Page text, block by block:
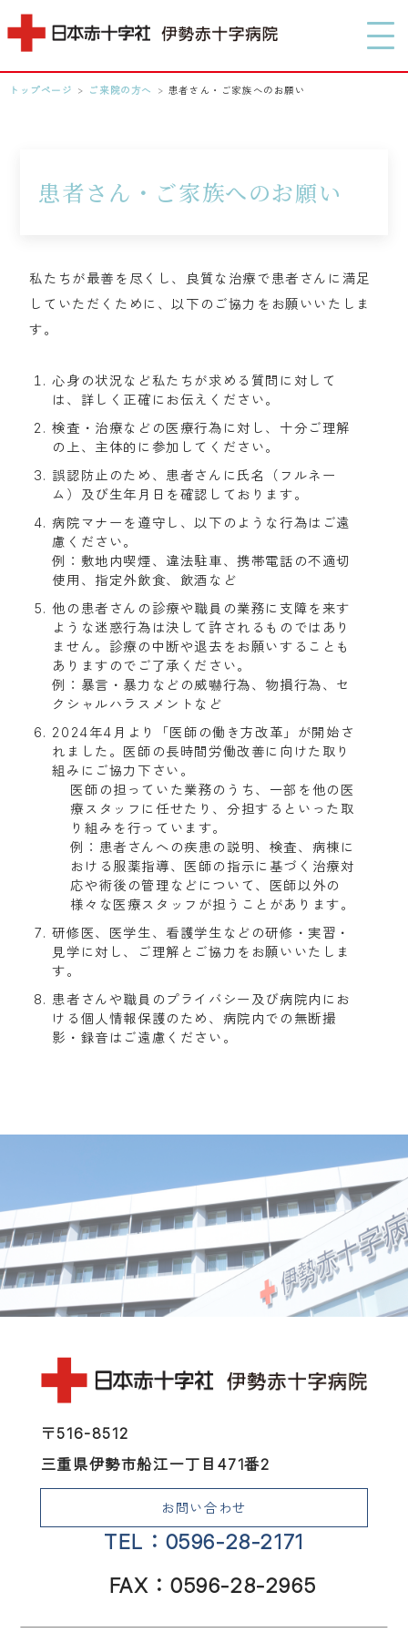
MENU
0596-28-2171
トップページ > ご来院の方へ > 患者さん・ご家族へのお願い
患者さん・ご家族へのお願い
私たちが最善を尽くし、良質な治療で患者さんに満足
していただくために、以下のご協力をお願いいたしま
す。
心身の状況など私たちが求める質問に対して
は、詳しく正確にお伝えください。
検査・治療などの医療行為に対し、十分ご理解
の上、主体的に参加してください。
誤認防止のため、患者さんに氏名（フルネー
ム）及び生年月日を確認しております。
病院マナーを遵守し、以下のような行為はご遠
慮ください。
例：敷地内喫煙、違法駐車、携帯電話の不適切
使用、指定外飲食、飲酒など
他の患者さんの診療や職員の業務に支障を来す
ような迷惑行為は決して許されるものではあり
ません。診療の中断や退去をお願いすることも
ありますのでご了承ください。
例：暴言・暴力などの威嚇行為、物損行為、セ
クシャルハラスメントなど
2024年4月より「医師の働き方改革」が開始さ
れました。医師の長時間労働改善に向けた取り
組みにご協力下さい。
医師の担っていた業務のうち、一部を他の医
療スタッフに任せたり、分担するといった取
り組みを行っています。
例：患者さんへの疾患の説明、検査、病棟に
おける服薬指導、医師の指示に基づく治療対
応や術後の管理などについて、医師以外の
様々な医療スタッフが担うことがあります。
研修医、医学生、看護学生などの研修・実習・
見学に対し、ご理解とご協力をお願いいたしま
す。
患者さんや職員のプライバシー及び病院内にお
ける個人情報保護のため、病院内での無断撮
影・録音はご遠慮ください。
〒516-8512
三重県伊勢市船江一丁目471番2
お問い合わせ
TEL：0596-28-2171
FAX：0596-28-2965